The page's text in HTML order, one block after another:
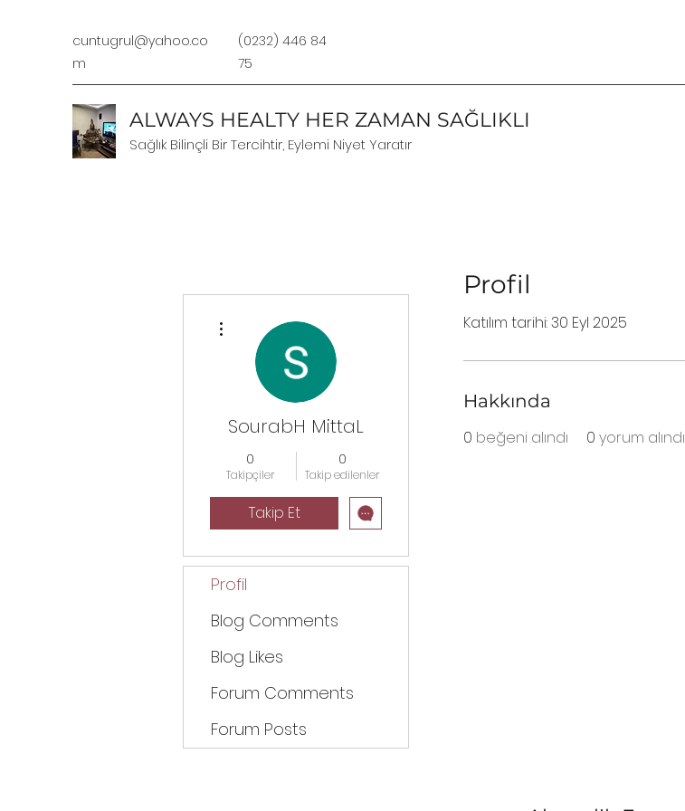
cuntugrul@yahoo.co
m
(0232) 446 84
75
ALWAYS HEALTY HER ZAMAN SAĞLIKLI
Sağlık Bilinçli Bir Tercihtir, Eylemi Niyet Yaratır
Profil
Katılım tarihi: 30 Eyl 2025
Hakkında
0 beğeni alındı 0 yorum alındı
SourabH MittaL
0
Takipçiler
0
Takip edilenler
Takip Et
Profil
Blog Comments
Blog Likes
Forum Comments
Forum Posts